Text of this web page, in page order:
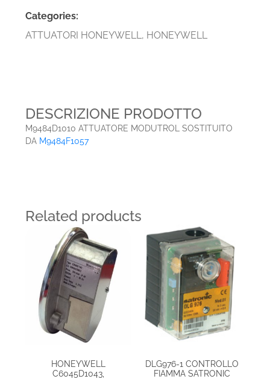
Categories:
ATTUATORI HONEYWELL , HONEYWELL
DESCRIZIONE PRODOTTO
M9484D1010 ATTUATORE MODUTROL SOSTITUITO
DA M9484F1057
Related products
HONEYWELL
C6045D1043,
DLG976-1 CONTROLLO
FIAMMA SATRONIC